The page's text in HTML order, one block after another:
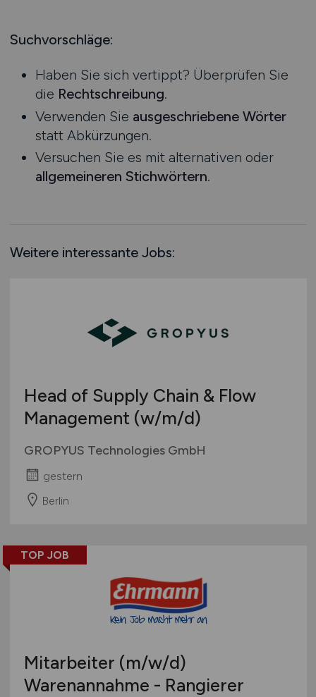
Schienen- / Straßen- / Luft- / Seefracht
Supply Chain Management
Vertrieb / Verkauf / Handel
Zoll / Behörden
Sonstige
Mecklenburg-Vorpommern
Nordrhein-Westfalen
Rheinland-Pfalz
Saarland
Sachsen
Sachsen-Anhalt
Schleswig-Holstein
Schweiz
Suchvorschläge:
Haben Sie sich vertippt? Überprüfen Sie
die Rechtschreibung.
Verwenden Sie ausgeschriebene Wörter
statt Abkürzungen.
Versuchen Sie es mit alternativen oder
allgemeineren Stichwörtern.
Weitere interessante Jobs:
Head of Supply Chain & Flow
Management (w/m/d)
GROPYUS Technologies GmbH
gestern
Berlin
TOP JOB
Mitarbeiter (m/w/d)
Warenannahme - Rangierer